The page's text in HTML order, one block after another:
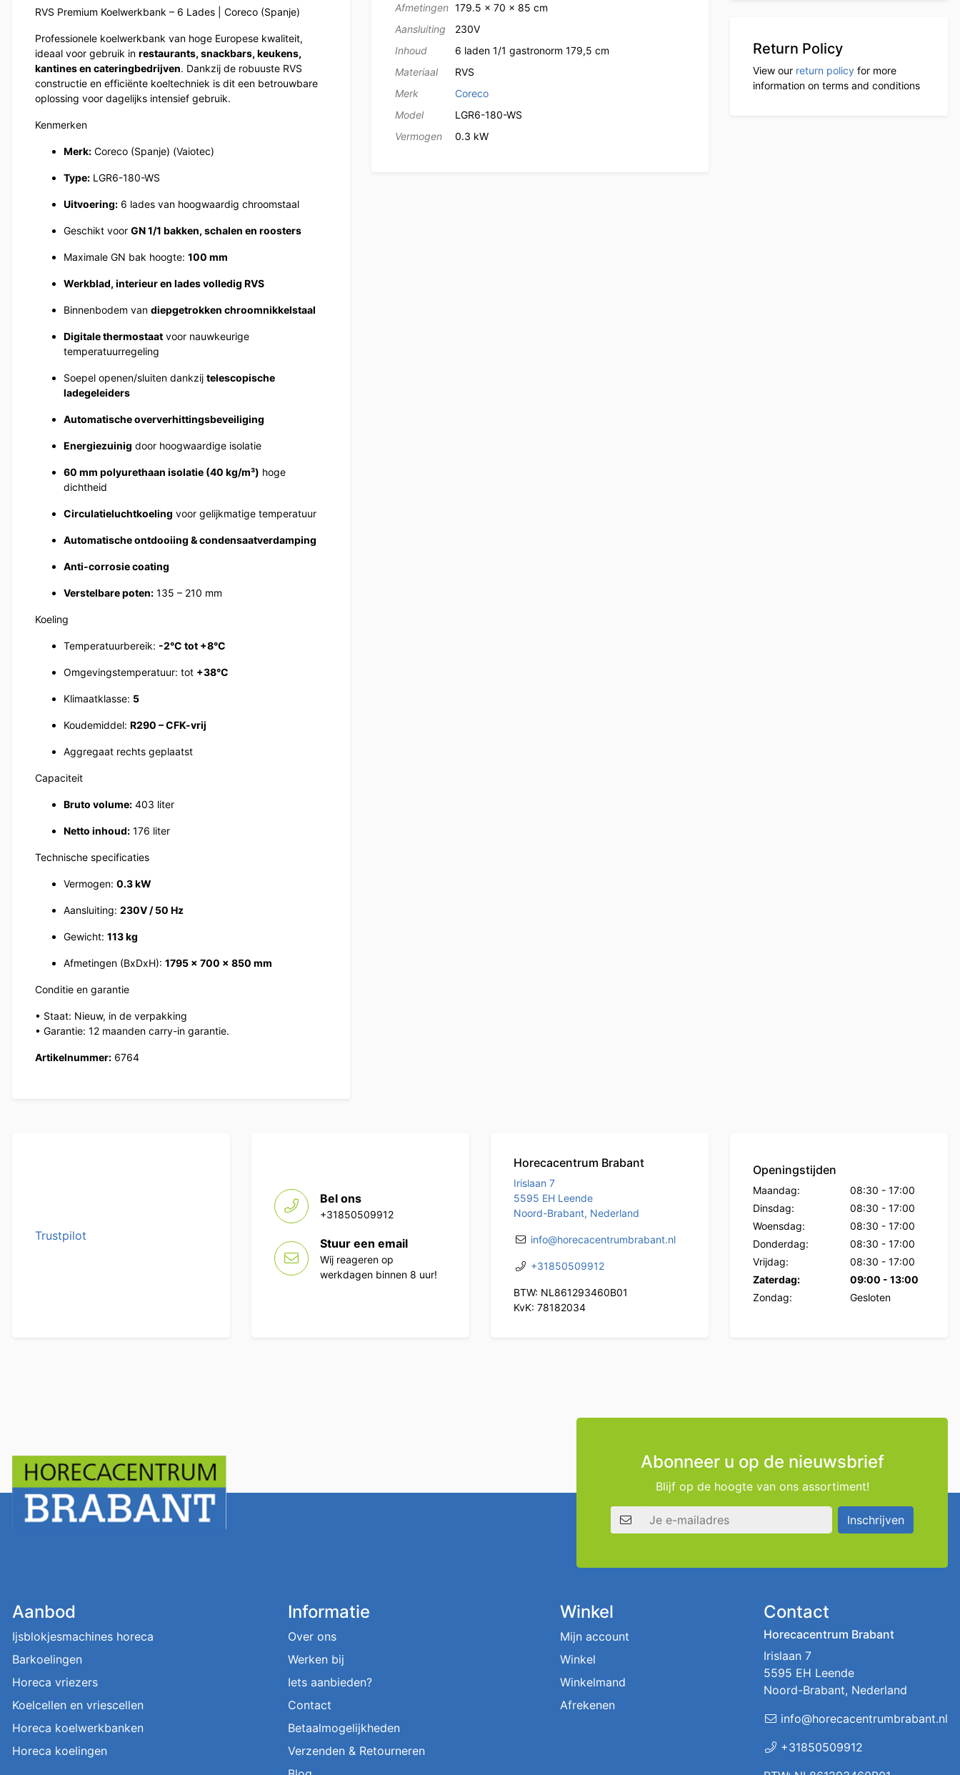
RVS Premium Koelwerkbank – 6 Lades | Coreco (Spanje)
Professionele koelwerkbank van hoge Europese kwaliteit,
ideaal voor gebruik in restaurants, snackbars, keukens,
kantines en cateringbedrijven. Dankzij de robuuste RVS
constructie en efficiënte koeltechniek is dit een betrouwbare
oplossing voor dagelijks intensief gebruik.
Kenmerken
Merk: Coreco (Spanje) (Vaiotec)
Type: LGR6-180-WS
Uitvoering: 6 lades van hoogwaardig chroomstaal
Geschikt voor GN 1/1 bakken, schalen en roosters
Maximale GN bak hoogte: 100 mm
Werkblad, interieur en lades volledig RVS
Binnenbodem van diepgetrokken chroomnikkelstaal
Digitale thermostaat voor nauwkeurige
temperatuurregeling
Soepel openen/sluiten dankzij telescopische
ladegeleiders
Automatische oververhittingsbeveiliging
Energiezuinig door hoogwaardige isolatie
60 mm polyurethaan isolatie (40 kg/m³) hoge
dichtheid
Circulatieluchtkoeling voor gelijkmatige temperatuur
Automatische ontdooiing & condensaatverdamping
Anti-corrosie coating
Verstelbare poten: 135 – 210 mm
Koeling
Temperatuurbereik: -2°C tot +8°C
Omgevingstemperatuur: tot +38°C
Klimaatklasse: 5
Koudemiddel: R290 – CFK-vrij
Aggregaat rechts geplaatst
Capaciteit
Bruto volume: 403 liter
Netto inhoud: 176 liter
Technische specificaties
Vermogen: 0.3 kW
Aansluiting: 230V / 50 Hz
Gewicht: 113 kg
Afmetingen (BxDxH): 1795 × 700 × 850 mm
Conditie en garantie
• Staat: Nieuw, in de verpakking
• Garantie: 12 maanden carry-in garantie.
Artikelnummer: 6764
Afmetingen 179.5 × 70 × 85 cm
Aansluiting
230V
Inhoud
6 laden 1/1 gastronorm 179,5 cm
Materiaal
RVS
Merk
Coreco
Model
LGR6-180-WS
Vermogen
0.3 kW
Return Policy
View our return policy for more
information on terms and conditions
Trustpilot
Bel ons
+31850509912
Stuur een email
Wij reageren op
werkdagen binnen 8 uur!
Horecacentrum Brabant
Irislaan 7
5595 EH Leende
Noord-Brabant, Nederland
info@horecacentrumbrabant.nl
+31850509912
BTW: NL861293460B01
KvK: 78182034
Openingstijden
Maandag: 08:30 - 17:00
Dinsdag:
08:30 - 17:00
Woensdag:
08:30 - 17:00
Donderdag:
08:30 - 17:00
Vrijdag:
08:30 - 17:00
Zaterdag:
09:00 - 13:00
Zondag:
Gesloten
Abonneer u op de nieuwsbrief
Blijf op de hoogte van ons assortiment!
E-mailadres
Inschrijven
Aanbod
Ijsblokjesmachines horeca
Barkoelingen
Horeca vriezers
Koelcellen en vriescellen
Horeca koelwerkbanken
Horeca koelingen
Informatie
Over ons
Werken bij
Iets aanbieden?
Contact
Betaalmogelijkheden
Verzenden & Retourneren
Winkel
Mijn account
Winkel
Winkelmand
Afrekenen
Contact
Horecacentrum Brabant
Irislaan 7
5595 EH Leende
Noord-Brabant, Nederland
info@horecacentrumbrabant.nl
+31850509912